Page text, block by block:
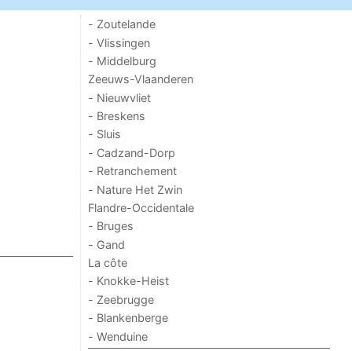
- Zoutelande
- Vlissingen
- Middelburg
Zeeuws-Vlaanderen
- Nieuwvliet
- Breskens
- Sluis
- Cadzand-Dorp
- Retranchement
- Nature Het Zwin
Flandre-Occidentale
- Bruges
- Gand
La côte
- Knokke-Heist
- Zeebrugge
- Blankenberge
- Wenduine